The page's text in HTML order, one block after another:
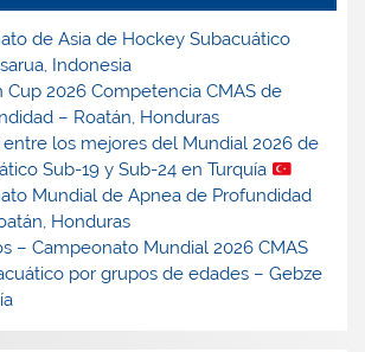
de Asia de Hockey Subacuático
Indonesia
Cup 2026 Competencia CMAS de
– Roatán, Honduras
los mejores del Mundial 2026 de
Sub-19 y Sub-24 en Turquía
Mundial de Apnea de Profundidad
Honduras
– Campeonato Mundial 2026 CMAS
por grupos de edades – Gebze